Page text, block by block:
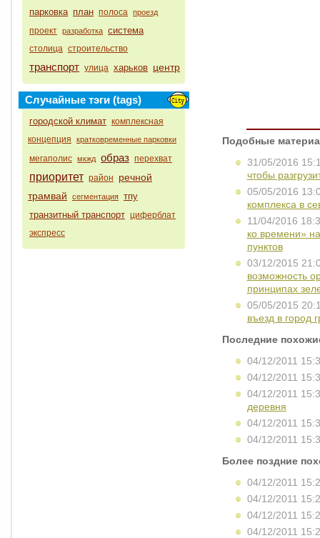
парковка план полоса проезд
проект разработка система
столица строительство
транспорт улица харьков центр
Случайные тэги (tags)
городской климат комплексная
концепция
кратковременные парковки
мегаполис мкжд образ перехват
приоритет район
речной
трамвай
сегментация тпу
транзитный транспорт циферблат
экспресс
Подобные
31/05/2016
чтобы
05/05/2016
комплекса в
11/04/2016
ко времени»
пунктов
03/12/2015
возможность
принципах
05/05/2015
въезд в город
Последние
04/12/2011
04/12/2011
04/12/2011
деревня
04/12/2011
04/12/2011
Более поздние
04/12/2011
04/12/2011
04/12/2011
04/12/2011